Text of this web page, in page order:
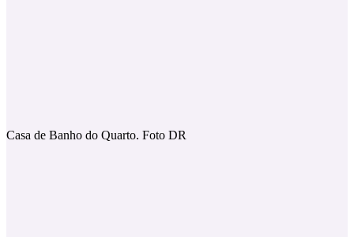
Casa de Banho do Quarto. Foto DR